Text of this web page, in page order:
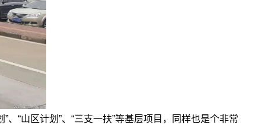
“山区计划”、“三支一扶”等基层项目，同样也是个非常